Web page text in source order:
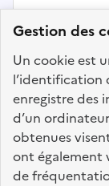
Gestion des
Un cookie est
l’identification
enregistre des
d’un
obtenues
ont également
de
Bouches
Fonction
Fonction